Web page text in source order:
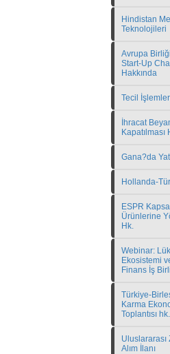
Hindistan
Teknolojileri
Avrupa
Start-Up
Hakkında
Tecil
İhracat
Kapatılması
Gana?da
Hollanda-
ESPR
Ürünlerine
Hk.
Webinar:
Ekosistemi
Finans İş
Türkiye-
Karma
Toplantısı hk.
Alım İlanı